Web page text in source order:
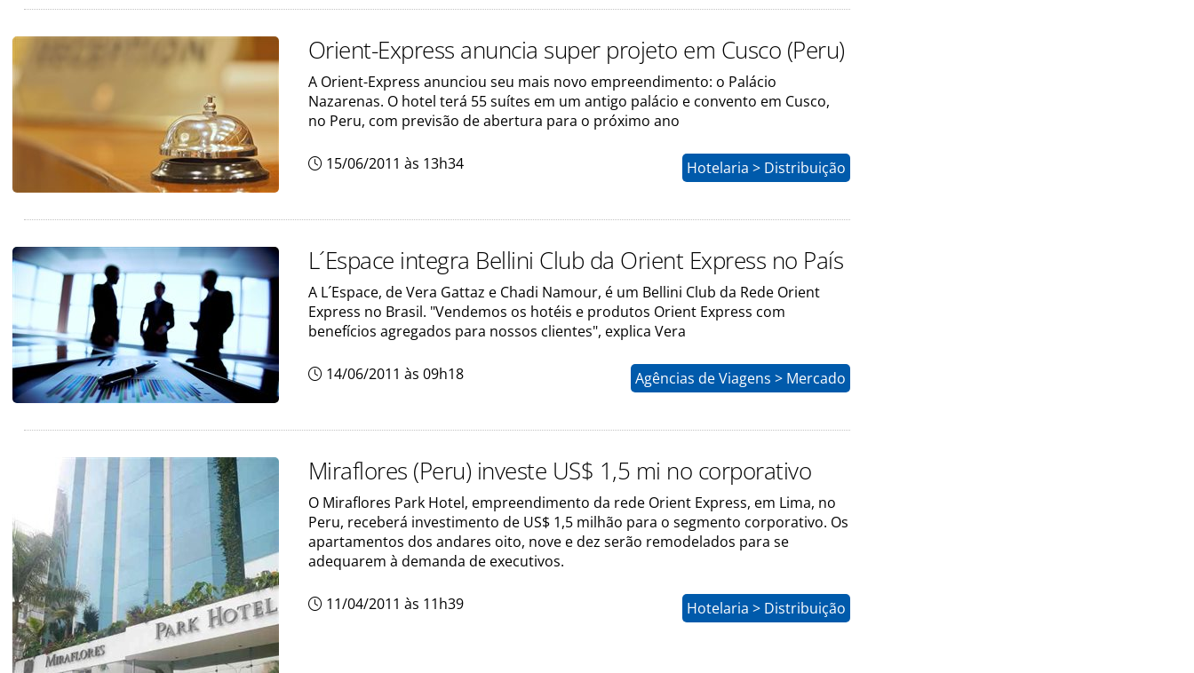
Orient-Express anuncia super projeto em Cusco (Peru)
A Orient-Express anunciou seu mais novo empreendimento: o Palácio
Nazarenas. O hotel terá 55 suítes em um antigo palácio e convento em Cusco,
no Peru, com previsão de abertura para o próximo ano
15/06/2011 às 13h34 Hotelaria > Distribuição
L´Espace integra Bellini Club da Orient Express no País
A L´Espace, de Vera Gattaz e Chadi Namour, é um Bellini Club da Rede Orient
Express no Brasil. "Vendemos os hotéis e produtos Orient Express com
benefícios agregados para nossos clientes", explica Vera
14/06/2011 às 09h18 Agências de Viagens > Mercado
Miraflores (Peru) investe US$ 1,5 mi no corporativo
O Miraflores Park Hotel, empreendimento da rede Orient Express, em Lima, no
Peru, receberá investimento de US$ 1,5 milhão para o segmento corporativo. Os
apartamentos dos andares oito, nove e dez serão remodelados para se
adequarem à demanda de executivos.
11/04/2011 às 11h39 Hotelaria > Distribuição